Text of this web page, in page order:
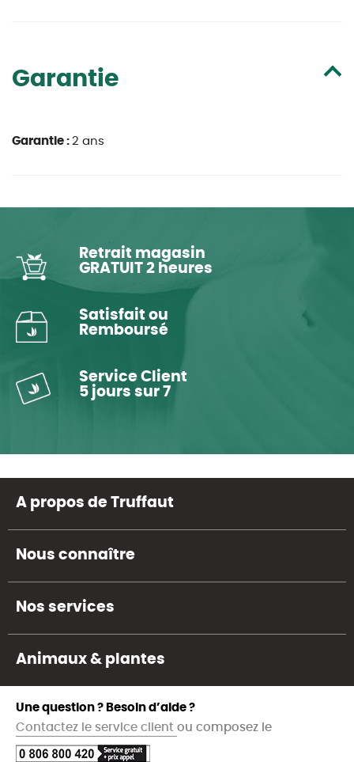
Garantie
Garantie : 2 ans
Retrait magasin
GRATUIT 2 heures
Satisfait ou
Remboursé
Service Client
5 jours sur 7
A propos de Truffaut
Nous connaître
Nos services
Animaux & plantes
Une question ? Besoin d’aide ?
Contactez le service client ou composez le